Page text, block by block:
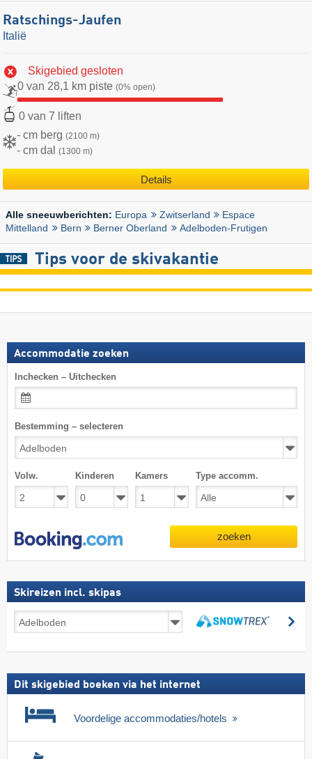
Ratschings-Jaufen
Italië
Skigebied gesloten
0 van 28,1 km piste (0% open)
0 van 7 liften
- cm berg (2100 m)
- cm dal (1300 m)
Details
Alle sneeuwberichten: Europa Zwitserland
Espace
Mittelland
Bern Berner Oberland Adelboden-Frutigen
Tips voor de skivakantie
Accommodatie zoeken
Inchecken – Uitchecken
Bestemming – selecteren
Volw. Kinderen Kamers Type accomm.
zoeken
Skireizen incl. skipas
incl.
Dit skigebied boeken via het internet
Voordelige accommodaties/hotels